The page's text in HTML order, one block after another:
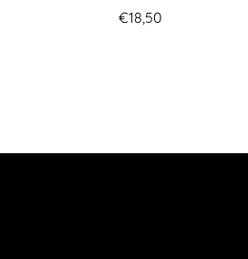
€18,50